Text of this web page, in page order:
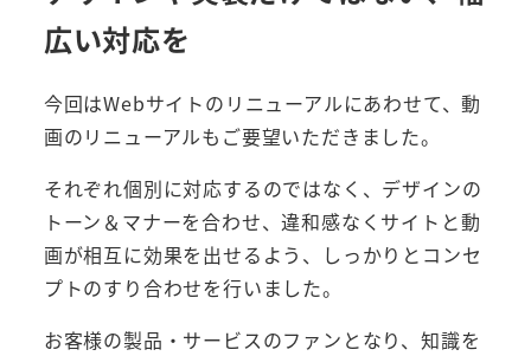
広い対応を
今回はWebサイトのリニューアルにあわせて、動
画のリニューアルもご要望いただきました。
それぞれ個別に対応するのではなく、デザインの
トーン＆マナーを合わせ、違和感なくサイトと動
画が相互に効果を出せるよう、しっかりとコンセ
プトのすり合わせを行いました。
お客様の製品・サービスのファンとなり、知識を